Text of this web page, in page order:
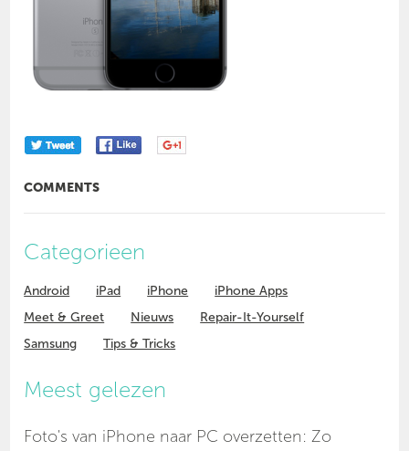
COMMENTS
Categorieen
Android iPad iPhone
iPhone Apps
Meet & Greet
Nieuws
Repair-It-Yourself
Samsung
Tips & Tricks
Meest gelezen
Foto's van iPhone naar PC overzetten: Zo